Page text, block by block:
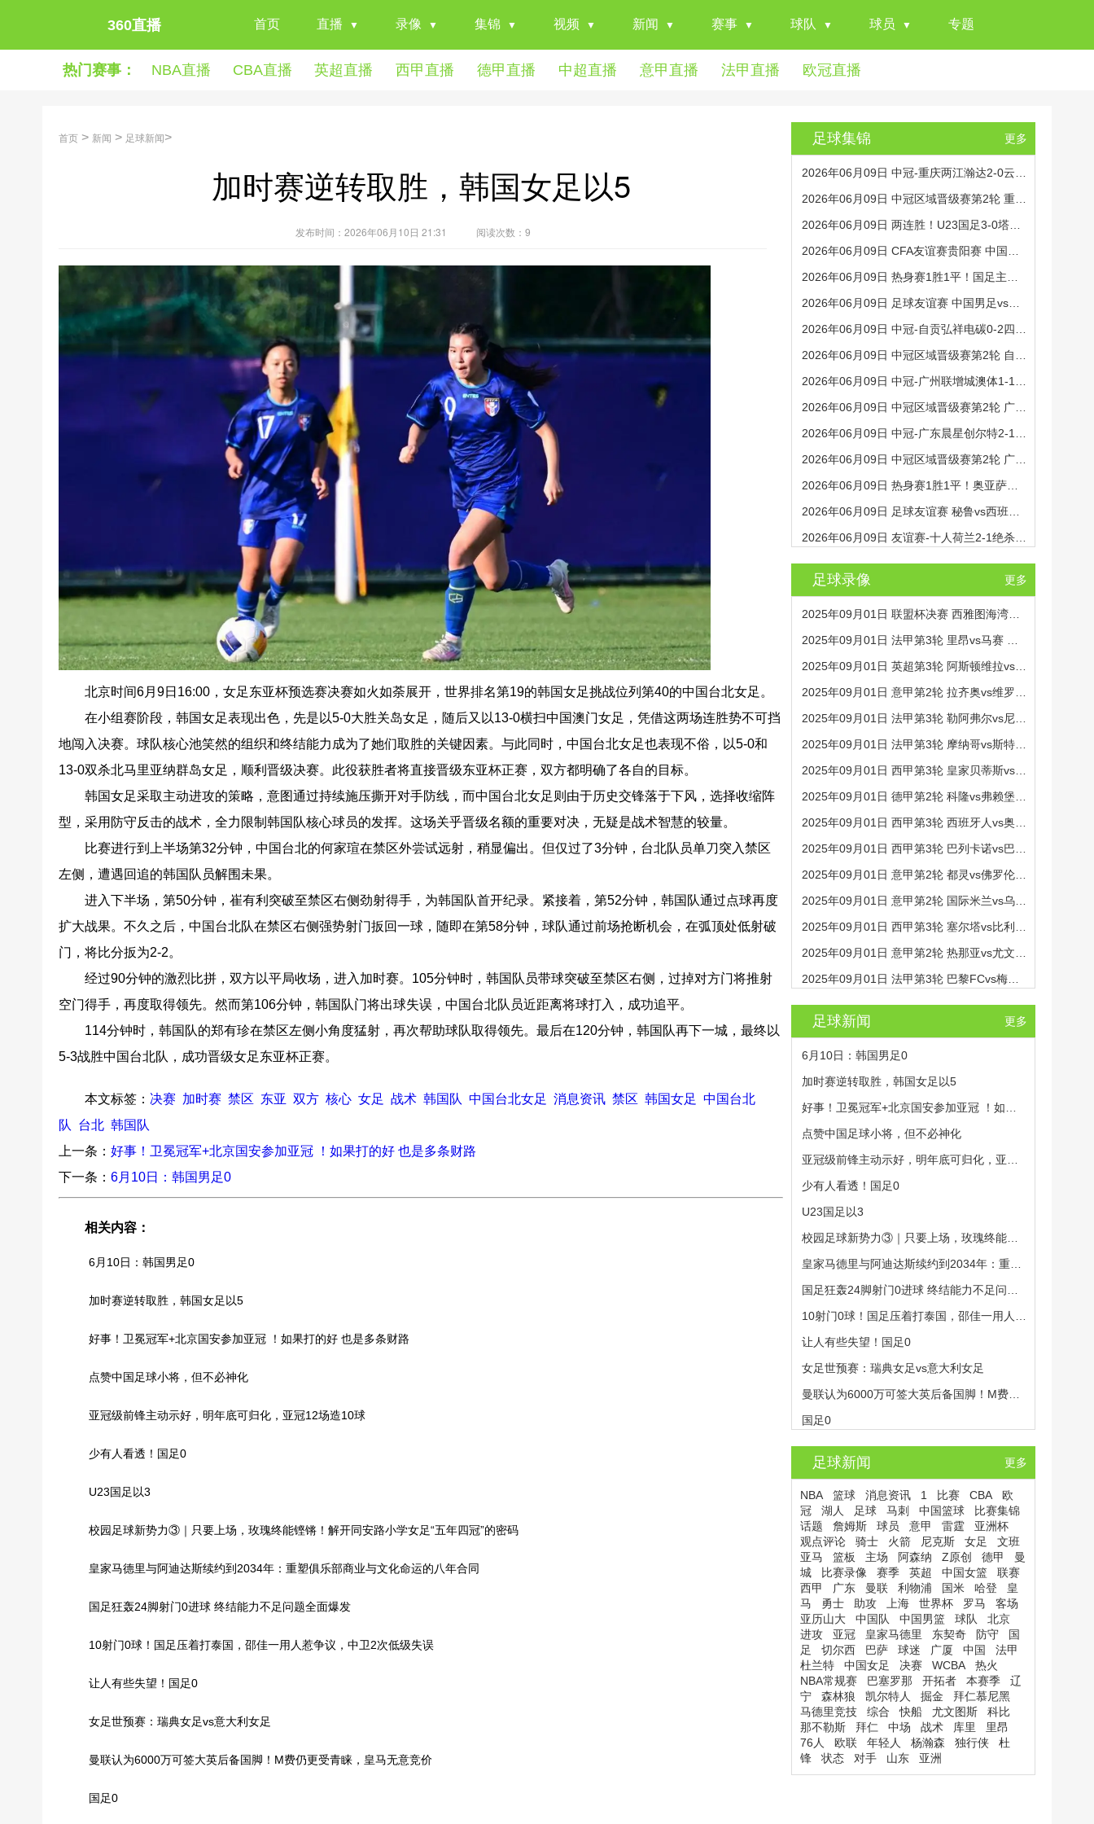
360直播 首页 直播 录像 集锦 视频 新闻 赛事 球队 球员 专题
热门赛事： NBA直播 CBA直播 英超直播 西甲直播 德甲直播 中超直播 意甲直播 法甲直播 欧冠直播
首页 > 新闻 > 足球新闻>
加时赛逆转取胜，韩国女足以5
发布时间：2026年06月10日 21:31 阅读次数： 9
北京时间6月9日16:00，女足东亚杯预选赛决赛如火如荼展开，世界排名第19的韩国女足挑战位列第40的中国台北女足。
在小组赛阶段，韩国女足表现出色，先是以5-0大胜关岛女足，随后又以13-0横扫中国澳门女足，凭借这两场连胜势不可挡
地闯入决赛。球队核心池笑然的组织和终结能力成为了她们取胜的关键因素。与此同时，中国台北女足也表现不俗，以5-0和
13-0双杀北马里亚纳群岛女足，顺利晋级决赛。此役获胜者将直接晋级东亚杯正赛，双方都明确了各自的目标。
韩国女足采取主动进攻的策略，意图通过持续施压撕开对手防线，而中国台北女足则由于历史交锋落于下风，选择收缩阵
型，采用防守反击的战术，全力限制韩国队核心球员的发挥。这场关乎晋级名额的重要对决，无疑是战术智慧的较量。
比赛进行到上半场第32分钟，中国台北的何家瑄在禁区外尝试远射，稍显偏出。但仅过了3分钟，台北队员单刀突入禁区
左侧，遭遇回追的韩国队员解围未果。
进入下半场，第50分钟，崔有利突破至禁区右侧劲射得手，为韩国队首开纪录。紧接着，第52分钟，韩国队通过点球再度
扩大战果。不久之后，中国台北队在禁区右侧强势射门扳回一球，随即在第58分钟，球队通过前场抢断机会，在弧顶处低射破
门，将比分扳为2-2。
经过90分钟的激烈比拼，双方以平局收场，进入加时赛。105分钟时，韩国队员带球突破至禁区右侧，过掉对方门将推射
空门得手，再度取得领先。然而第106分钟，韩国队门将出球失误，中国台北队员近距离将球打入，成功追平。
114分钟时，韩国队的郑有珍在禁区左侧小角度猛射，再次帮助球队取得领先。最后在120分钟，韩国队再下一城，最终以
5-3战胜中国台北队，成功晋级女足东亚杯正赛。
本文标签： 决赛 加时赛 禁区 东亚 双方 核心 女足 战术 韩国队 中国台北女足 消息资讯 禁区 韩国女足 中国台北
队
台北 韩国队
上一条： 好事！卫冕冠军+北京国安参加亚冠 ！如果打的好 也是多条财路
下一条： 6月10日：韩国男足0
相关内容：
6月10日：韩国男足0
加时赛逆转取胜，韩国女足以5
好事！卫冕冠军+北京国安参加亚冠 ！如果打的好 也是多条财路
点赞中国足球小将，但不必神化
亚冠级前锋主动示好，明年底可归化，亚冠12场造10球
少有人看透！国足0
U23国足以3
校园足球新势力③｜只要上场，玫瑰终能铿锵！解开同安路小学女足“五年四冠”的密码
皇家马德里与阿迪达斯续约到2034年：重塑俱乐部商业与文化命运的八年合同
国足狂轰24脚射门0进球 终结能力不足问题全面爆发
10射门0球！国足压着打泰国，邵佳一用人惹争议，中卫2次低级失误
让人有些失望！国足0
女足世预赛：瑞典女足vs意大利女足
曼联认为6000万可签大英后备国脚！M费仍更受青睐，皇马无意竞价
国足0
足球集锦 更多
足球录像 更多
足球新闻 更多
6月10日：韩国男足0
加时赛逆转取胜，韩国女足以5
点赞中国足球小将，但不必神化
少有人看透！国足0
U23国足以3
让人有些失望！国足0
女足世预赛：瑞典女足vs意大利女足
国足0
足球新闻 更多
NBA 篮球 消息资讯 1 比赛 CBA
欧
冠
湖人 足球 马刺 中国篮球
比赛集锦
话题
詹姆斯 球员 意甲 雷霆
亚洲杯
观点评论
骑士 火箭 尼克斯 女足
文班
亚马
篮板 主场 阿森纳 Z原创 德甲
曼
城
比赛录像 赛季 英超 中国女篮
联赛
西甲
广东 曼联 利物浦 国米 哈登
皇
马
勇士 助攻 上海 世界杯 罗马
客场
亚历山大
中国队 中国男篮 球队
北京
进攻
亚冠 皇家马德里 东契奇 防守
国
足
切尔西 巴萨 球迷 广厦 中国
法甲
杜兰特
中国女足 决赛 WCBA
热火
NBA常规赛
巴塞罗那 开拓者 本赛季
辽
宁
森林狼 凯尔特人 掘金
拜仁慕尼黑
马德里竞技
综合 快船 尤文图斯
科比
那不勒斯
拜仁 中场 战术 库里
里昂
76人
欧联 年轻人 杨瀚森 独行侠
杜
锋
状态 对手 山东 亚洲